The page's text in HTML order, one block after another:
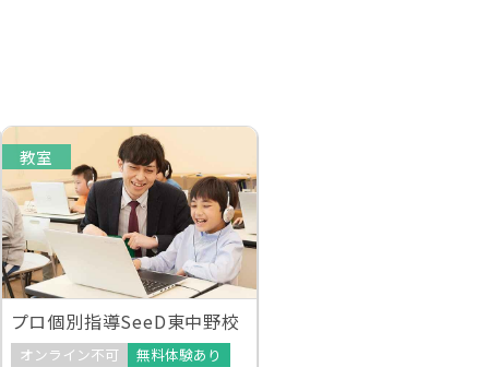
教室
プロ個別指導SeeD東中野校
オンライン不可
無料体験あり